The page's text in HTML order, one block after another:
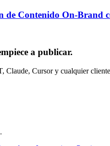
de Contenido On-Brand
a publicar.
Claude, Cursor y cualquier